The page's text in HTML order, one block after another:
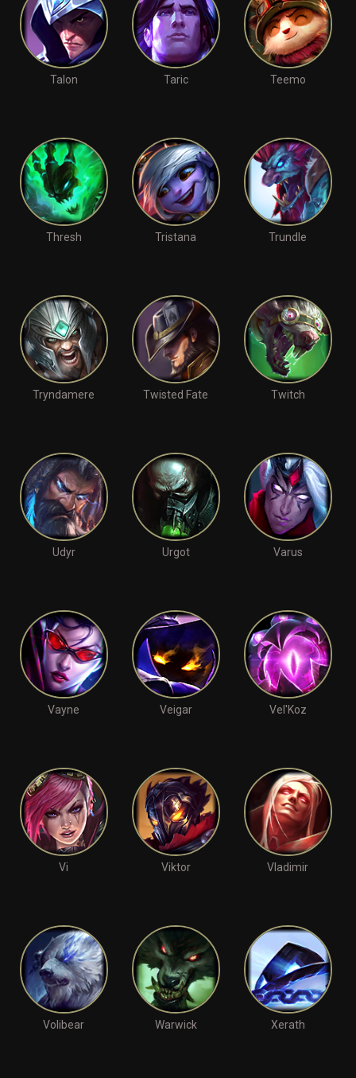
Talon Taric Teemo
Thresh Tristana Trundle
Tryndamere Twisted Fate Twitch
Udyr Urgot Varus
Vayne Veigar Vel'Koz
Vi Viktor Vladimir
Volibear Warwick Xerath